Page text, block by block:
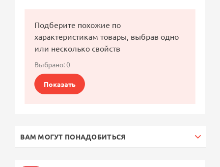
Подберите похожие по
характеристикам товары, выбрав одно
или несколько свойств
Выбрано:0
Показать
ВАМ МОГУТ ПОНАДОБИТЬСЯ